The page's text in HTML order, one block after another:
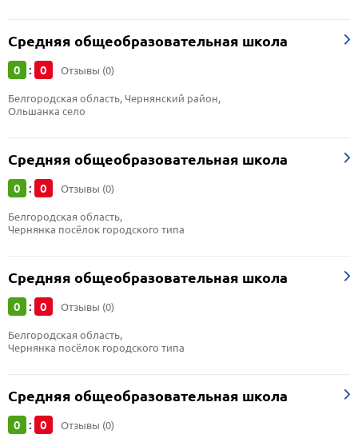
Средняя общеобразовательная школа
0 : 0 Отзывы (0)
Белгородская область, Чернянский район,
Ольшанка село
Средняя общеобразовательная школа
0 : 0 Отзывы (0)
Белгородская область,
Чернянка посёлок городского типа
Средняя общеобразовательная школа
0 : 0 Отзывы (0)
Белгородская область,
Чернянка посёлок городского типа
Средняя общеобразовательная школа
0 : 0 Отзывы (0)